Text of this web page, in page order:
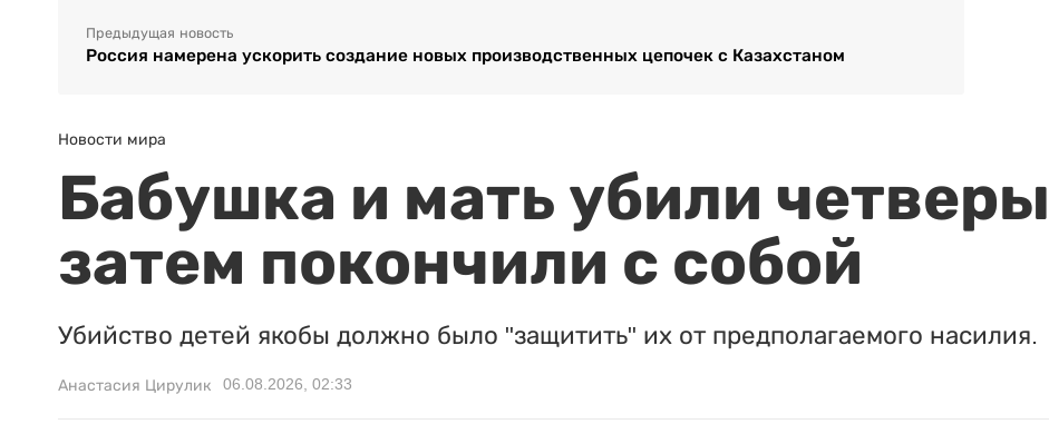
Предыдущая новость
Россия намерена ускорить создание новых производственных цепочек с Казахстаном
Новости мира
Бабушка и мать убили
затем покончили с собой
Убийство детей якобы должно было "защитить" их от предполагаемого насилия.
Анастасия Цирулик 06.08.2026, 02:33